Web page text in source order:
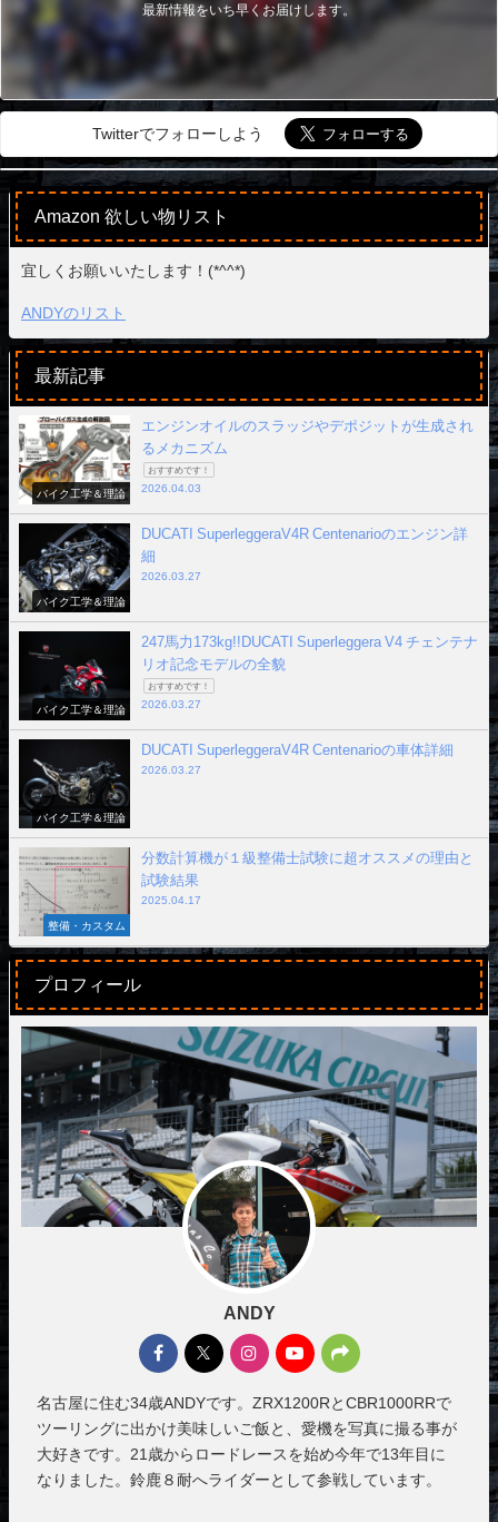
最新情報をいち早くお届けします。
Twitterでフォローしよう
Amazon 欲しい物リスト
宜しくお願いいたします！(*^^*)
ANDYのリスト
最新記事
バイク工学＆理論
エンジンオイルのスラッジやデポジットが生成され
るメカニズム
おすすめです！
2026.04.03
バイク工学＆理論
DUCATI SuperleggeraV4R Centenarioのエンジン詳
細
2026.03.27
バイク工学＆理論
247馬力173kg!!DUCATI Superleggera V4 チェンテナ
リオ記念モデルの全貌
おすすめです！
2026.03.27
バイク工学＆理論
DUCATI SuperleggeraV4R Centenarioの車体詳細
2026.03.27
整備・カスタム
分数計算機が１級整備士試験に超オススメの理由と
試験結果
2025.04.17
プロフィール
ANDY
名古屋に住む34歳ANDYです。ZRX1200RとCBR1000RRで
ツーリングに出かけ美味しいご飯と、愛機を写真に撮る事が
大好きです。21歳からロードレースを始め今年で13年目に
なりました。鈴鹿８耐へライダーとして参戦しています。